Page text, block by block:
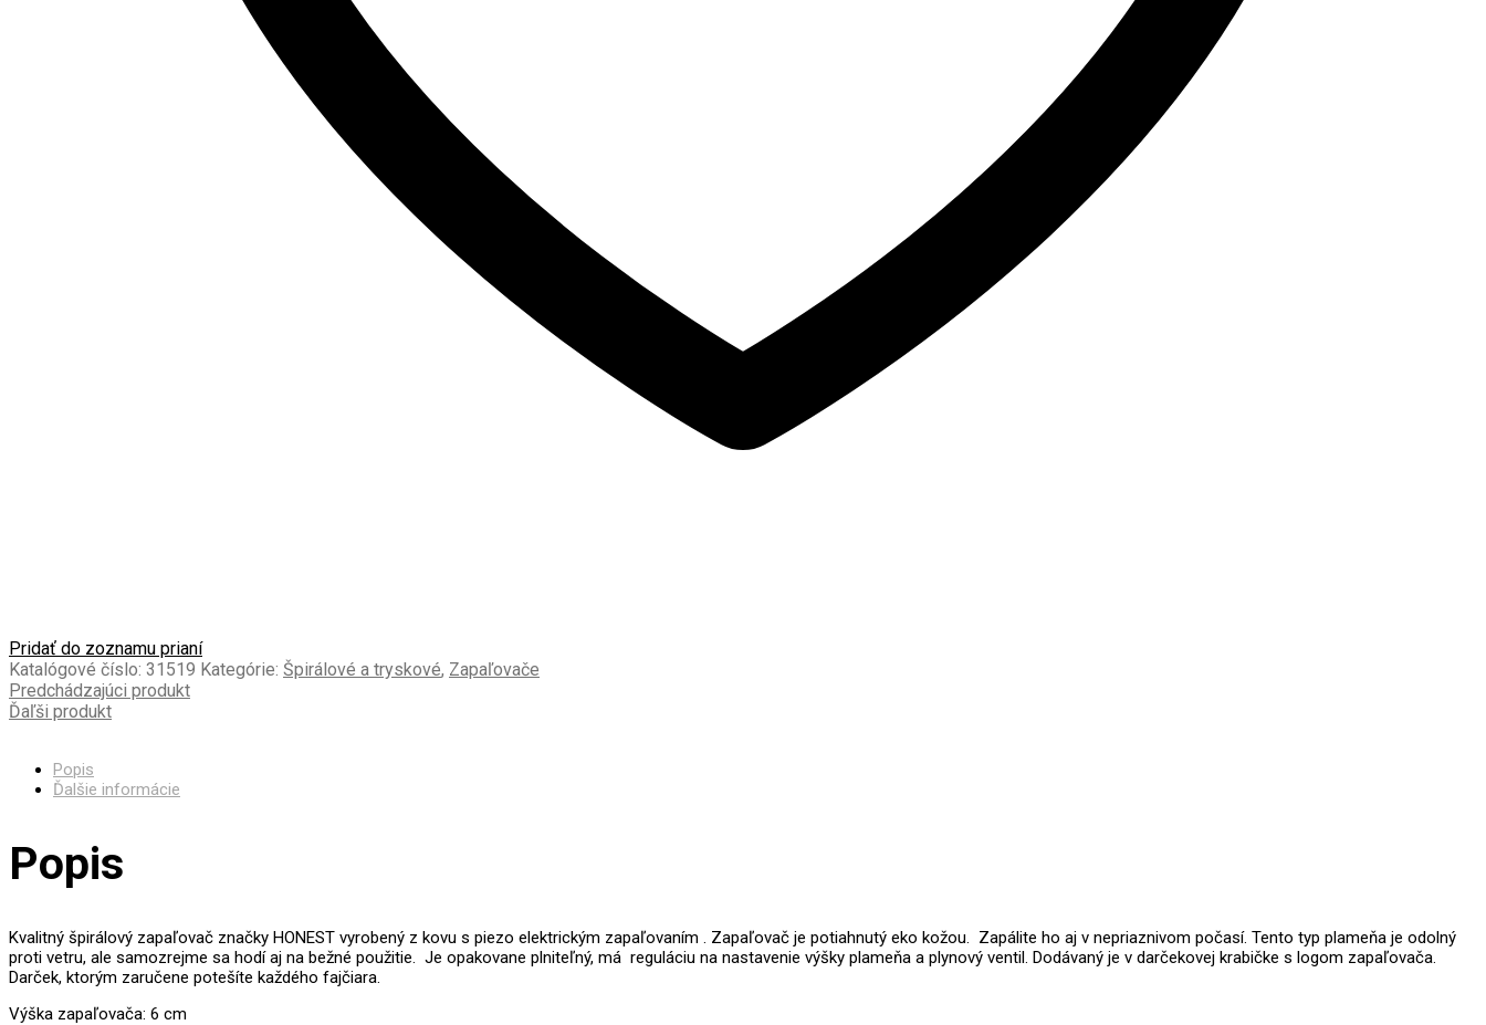
Pridať do zoznamu prianí
Katalógové číslo: 31519 Kategórie: Špirálové a tryskové, Zapaľovače
Predchádzajúci produkt
Ďaľši produkt
Popis
Ďalšie informácie
Popis
Kvalitný špirálový zapaľovač značky HONEST vyrobený z kovu s piezo elektrickým zapaľovaním . Zapaľovač je potiahnutý eko kožou. Zapálite ho aj v nepriaznivom počasí. Tento typ plameňa je odolný
proti vetru, ale samozrejme sa hodí aj na bežné použitie. Je opakovane plniteľný, má reguláciu na nastavenie výšky plameňa a plynový ventil. Dodávaný je v darčekovej krabičke s logom zapaľovača.
Darček, ktorým zaručene potešíte každého fajčiara.
Výška zapaľovača: 6 cm